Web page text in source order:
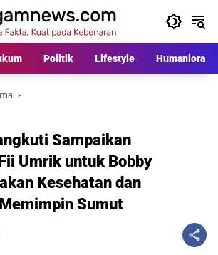
Politik Lifestyle Humaniora
Sampaikan
Umrik untuk Bobby
Kesehatan dan
Sumut